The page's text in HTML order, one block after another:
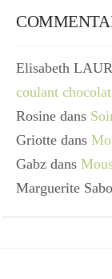
Elisabeth
coulant chocolat
Rosine dans
Griotte dans
Gabz dans
Marguerite